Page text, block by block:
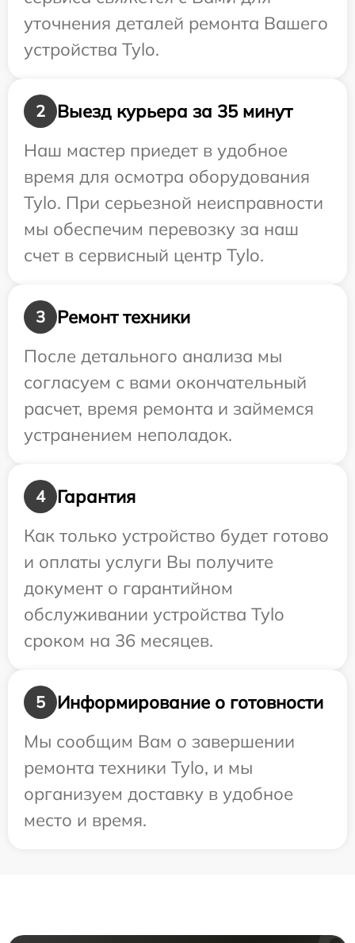
уточнения деталей ремонта Вашего
устройства Tylo.
2
Выезд курьера за 35 минут
Наш мастер приедет в удобное
время для осмотра оборудования
Tylo. При серьезной неисправности
мы обеспечим перевозку за наш
счет в сервисный центр Tylo.
3
Ремонт техники
После детального анализа мы
согласуем с вами окончательный
расчет, время ремонта и займемся
устранением неполадок.
4
Гарантия
Как только устройство будет готово
и оплаты услуги Вы получите
документ о гарантийном
обслуживании устройства Tylo
сроком на 36 месяцев.
5
Информирование о готовности
Мы сообщим Вам о завершении
ремонта техники Tylo, и мы
организуем доставку в удобное
место и время.